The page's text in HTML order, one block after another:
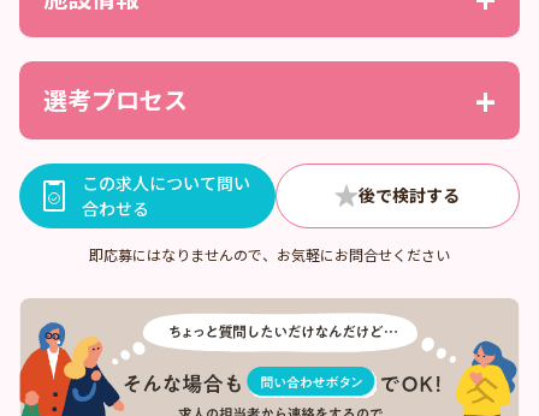
選考プロセス
この求人について問い
合わせる
即応募にはなりませんので、お気軽にお問合せください